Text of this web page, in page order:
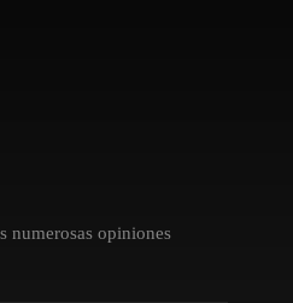
numerosas opiniones